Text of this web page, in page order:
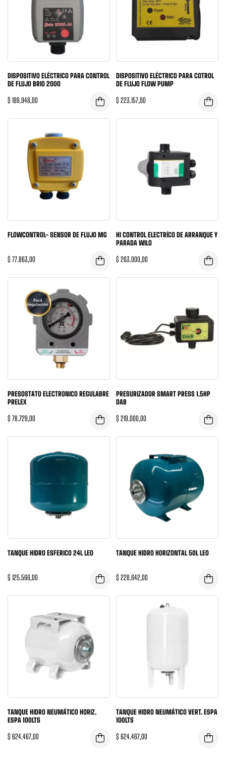
DISPOSITIVO ELÉCTRICO PARA CONTROL
DE FLUJO BRIO 2000
$ 199.948,00
DISPOSITIVO ELÉCTRICO PARA COTROL
DE FLUJO FLOW PUMP
$ 223.157,00
FLOWCONTROL- SENSOR DE FLUJO MG
$ 77.863,00
HI CONTROL ELECTRÍCO DE ARRANQUE Y
PARADA WILO
$ 263.000,00
PRESOSTATO ELECTRONICO REGULABRE
PRELEX
$ 78.729,00
PRESURIZADOR SMART PRESS 1.5HP
DAB
$ 219.000,00
TANQUE HIDRO ESFERICO 24L LEO
$ 125.566,00
TANQUE HIDRO HORIZONTAL 50L LEO
$ 228.642,00
TANQUE HIDRO NEUMÁTICO HORIZ.
ESPA 100LTS
$ 624.467,00
TANQUE HIDRO NEUMÁTICO VERT. ESPA
100LTS
$ 624.467,00